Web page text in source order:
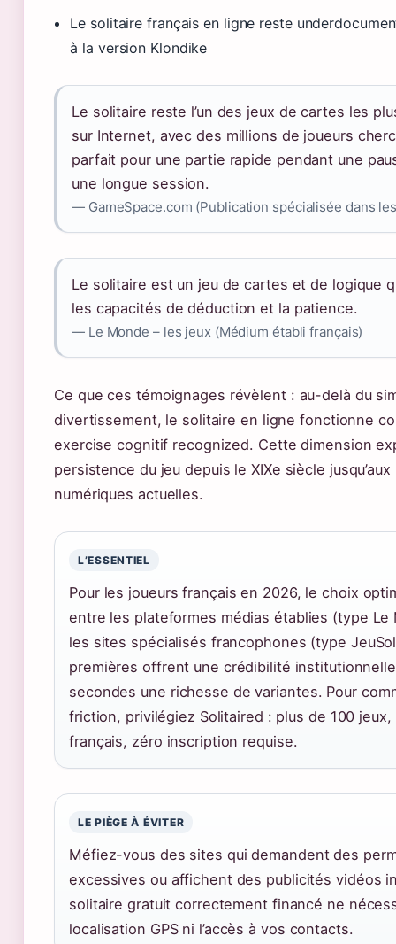
Le solitaire français en ligne reste
à la version Klondike
Le solitaire reste l’un des jeux de cartes les
sur Internet, avec des millions de joueurs
parfait pour une partie rapide pendant une
une longue session.
— GameSpace.com (Publication spécialisée dans
Le solitaire est un jeu de cartes et de logique
les capacités de déduction et la patience.
— Le Monde – les jeux (Médium établi français)
Ce que ces témoignages révèlent : au-delà du
divertissement, le solitaire en ligne fonctionne
exercise cognitif recognized. Cette dimension
persistence du jeu depuis le XIXe siècle
numériques actuelles.
L’ESSENTIEL
Pour les joueurs français en 2026, le choix
entre les plateformes médias établies (type Le
les sites spécialisés francophones (type
premières offrent une crédibilité
secondes une richesse de variantes. Pour
friction, privilégiez Solitaired : plus de 100
français, zéro inscription requise.
LE PIÈGE À ÉVITER
Méfiez-vous des sites qui demandent des
excessives ou affichent des publicités vidéos
solitaire gratuit correctement financé ne
localisation GPS ni l’accès à vos contacts.